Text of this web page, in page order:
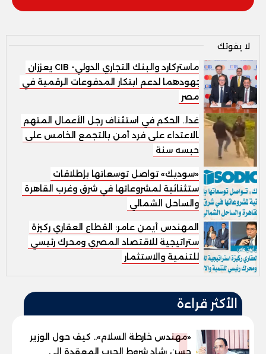
لا يفوتك
ماستركارد والبنك التجاري الدولي- CIB يعززان
جهودهما لدعم ابتكار المدفوعات الرقمية في
مصر
غدا.. الحكم في استئناف رجل الأعمال المتهم
بالاعتداء على فرد أمن بالتجمع الخامس على
حبسه سنة
«سوديك» تواصل توسعاتها بإطلاقات
استثنائية لمشروعاتها في شرق وغرب القاهرة
والساحل الشمالي
المهندس أيمن عامر: القطاع العقاري ركيزة
استراتيجية للاقتصاد المصري ومحرك رئيسي
للتنمية والاستثمار
الأكثر قراءة
«مهندس خارطة السلام».. كيف حول الوزير
حسن رشاد شروط الحرب المعقدة إلى